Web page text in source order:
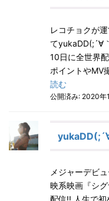
レコチョクが
てyukaDD(;´∀
10日に全世界
ポイントやMV
読む
公開済み: 2020年
メジャーデビ
映系映画『シ